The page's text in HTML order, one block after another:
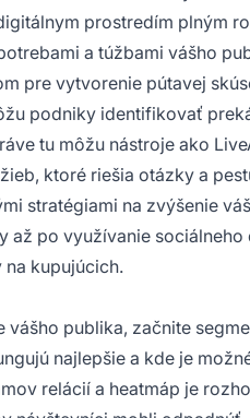
prostredím plným
a túžbami vášho
pre vytvorenie pútavej
podniky identifikovať
tu môžu nástroje ako
ktoré riešia otázky a
stratégiami na zvýšenie
až po využívanie
kupujúcich.
publika, začnite
najlepšie a kde je
relácií a heatmáp je